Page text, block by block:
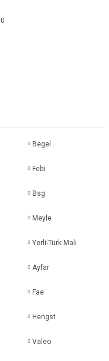
Begel
Febi
Bsg
Meyle
Yerli-Türk Malı
Ayfar
Fae
Hengst
Valeo